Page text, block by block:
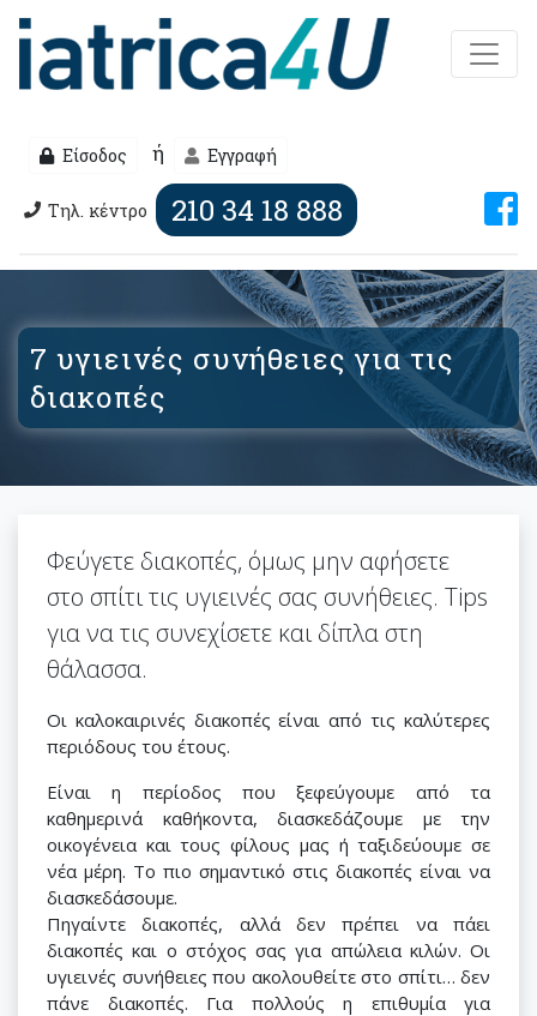
Είσοδος ή Εγγραφή
Τηλ. κέντρο 210 34 18 888
7 υγιεινές συνήθειες για τις
διακοπές
Φεύγετε διακοπές, όμως μην αφήσετε
στο σπίτι τις υγιεινές σας συνήθειες. Tips
για να τις συνεχίσετε και δίπλα στη
θάλασσα.
Οι καλοκαιρινές διακοπές είναι από τις καλύτερες
περιόδους του έτους.
Είναι η περίοδος που ξεφεύγουμε από τα
καθημερινά καθήκοντα, διασκεδάζουμε με την
οικογένεια και τους φίλους μας ή ταξιδεύουμε σε
νέα μέρη. Το πιο σημαντικό στις διακοπές είναι να
διασκεδάσουμε.
Πηγαίντε διακοπές, αλλά δεν πρέπει να πάει
διακοπές και ο στόχος σας για απώλεια κιλών. Οι
υγιεινές συνήθειες που ακολουθείτε στο σπίτι… δεν
πάνε διακοπές. Για πολλούς η επιθυμία για